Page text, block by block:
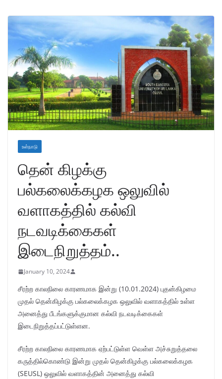
உள்நாடு
தென் கிழக்கு
பல்கலைக்கழக ஒலுவில்
வளாகத்தில் கல்வி
நடவடிக்கைகள்
இடைநிறுத்தம்..
January 10, 2024
சீரற்ற காலநிலை காரணமாக இன்று (10.01.2024) புதன்கிழமை
முதல் தென்கிழக்கு பல்கலைக்கழக ஒலுவில் வளாகத்தில் உள்ள
அனைத்து பீடங்களுக்குமான கல்வி நடவடிக்கைகள்
இடைநிறுத்தப்பட்டுள்ளன.
சீரற்ற காலநிலை காரணமாக ஏற்பட்டுள்ள வெள்ள அச்சுறுத்தலை
கருத்தில்கொண்டு இன்று முதல் தென்கிழக்கு பல்கலைக்கழக
(SEUSL) ஒலுவில் வளாகத்தின் அனைத்து கல்வி